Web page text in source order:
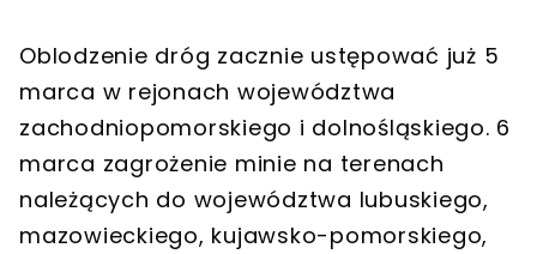
Oblodzenie dróg zacznie ustępować już 5
marca w rejonach województwa
zachodniopomorskiego i dolnośląskiego. 6
marca zagrożenie minie na terenach
należących do województwa lubuskiego,
mazowieckiego, kujawsko-pomorskiego,